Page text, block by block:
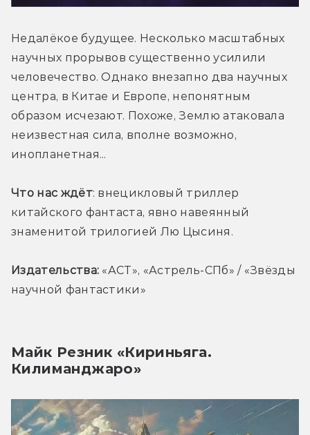
Недалёкое будущее. Несколько масштабных
научных прорывов существенно усилили
человечество. Однако внезапно два научных
центра, в Китае и Европе, непонятным
образом исчезают. Похоже, Землю атаковала
неизвестная сила, вполне возможно,
инопланетная...
Что нас ждёт: внецикловый триллер
китайского фантаста, явно навеянный
знаменитой трилогией Лю Цысиня.
Издательства: «АСТ», «Астрель-СПб» / «Звёзды
научной фантастики»
Майк Резник «Кириньяга.
Килиманджаро»